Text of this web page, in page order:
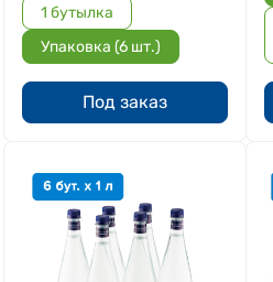
1 бутылка
Упаковка (6 шт.)
Под заказ